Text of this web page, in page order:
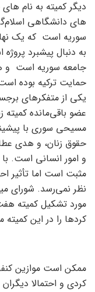
دیگر کمیته به نام
های دانشگاهی
سوریه است که یک
به دنبال پیشبرد
جامعه سوریه است و
حمایت ترکیه بوده
یکی از متفکرهای
عضو باقی‌مانده
مسیحی سوری با
حقوق زنان، و هدی
و امور انسانی است.
مثبت است اما تأثیر
نظر نمی‌رسد. شورای
مورد تشکیل کمیته
کردها را در این کمیته
ممکن است موازین
کردی و احتمالا